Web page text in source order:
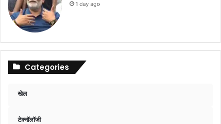
1 day ago
Categories
खेल
टेक्नॉलॉजी